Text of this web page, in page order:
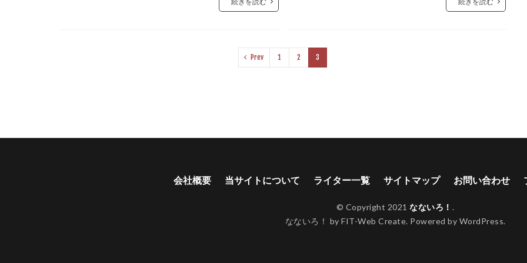
Prev 1 2 3
会社概要 当サイトについて ライター一覧 サイトマップ お問い合わせ
© Copyright 2021なないろ！ .
なないろ！ by FIT-Web Create. Powered by WordPress.